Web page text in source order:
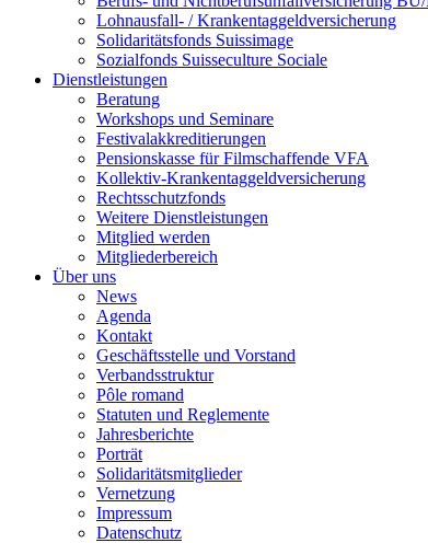
Lohnausfall- / Krankentaggeldversicherung
Solidaritätsfonds Suissimage
Sozialfonds Suisseculture Sociale
Dienstleistungen
Beratung
Workshops und Seminare
Festivalakkreditierungen
Pensionskasse für Filmschaffende VFA
Kollektiv-Krankentaggeldversicherung
Rechtsschutzfonds
Weitere Dienstleistungen
Mitglied werden
Mitgliederbereich
Über uns
News
Agenda
Kontakt
Geschäftsstelle und Vorstand
Verbandsstruktur
Pôle romand
Statuten und Reglemente
Jahresberichte
Porträt
Solidaritätsmitglieder
Vernetzung
Impressum
Datenschutz